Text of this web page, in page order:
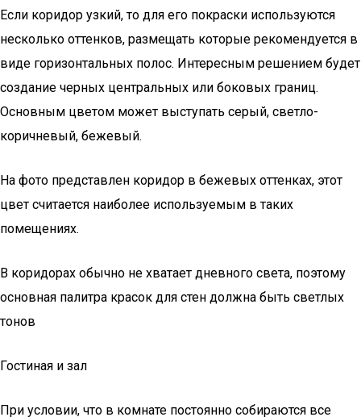
Если коридор узкий, то для его покраски используются
несколько оттенков, размещать которые рекомендуется в
виде горизонтальных полос. Интересным решением будет
создание черных центральных или боковых границ.
Основным цветом может выступать серый, светло-
коричневый, бежевый.
На фото представлен коридор в бежевых оттенках, этот
цвет считается наиболее используемым в таких
помещениях.
В коридорах обычно не хватает дневного света, поэтому
основная палитра красок для стен должна быть светлых
тонов
Гостиная и зал
При условии, что в комнате постоянно собираются все